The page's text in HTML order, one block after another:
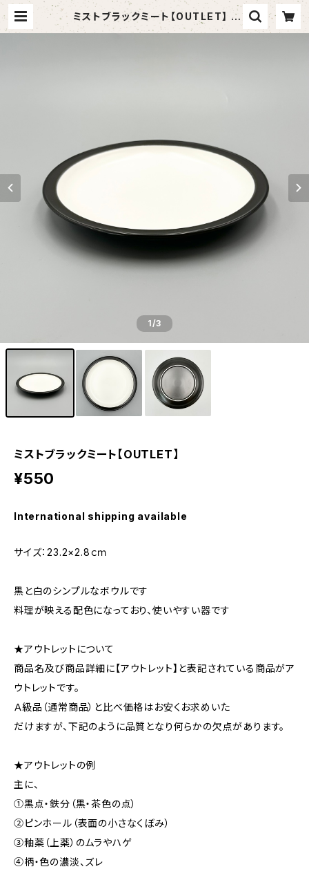
ミストブラックミート【OUTLET】 |
食器アウトレットショップ 山万
1/3
ミストブラックミート【OUTLET】
¥550
International shipping available
サイズ：23.2×2.8ｃｍ
黒と白のシンプルなボウルです
料理が映える配色になっており、使いやすい器です
★アウトレットについて
商品名及び商品詳細に【アウトレット】と表記されている商品がア
ウトレットです。
Ａ級品（通常商品）と比べ価格はお安くお求めいた
だけますが、下記のように品質となり何らかの欠点があります。
★アウトレットの例
主に、
①黒点・鉄分（黒・茶色の点）
②ピンホール（表面の小さなくぼみ）
③釉薬（上薬）のムラやハゲ
④柄・色の濃淡、ズレ